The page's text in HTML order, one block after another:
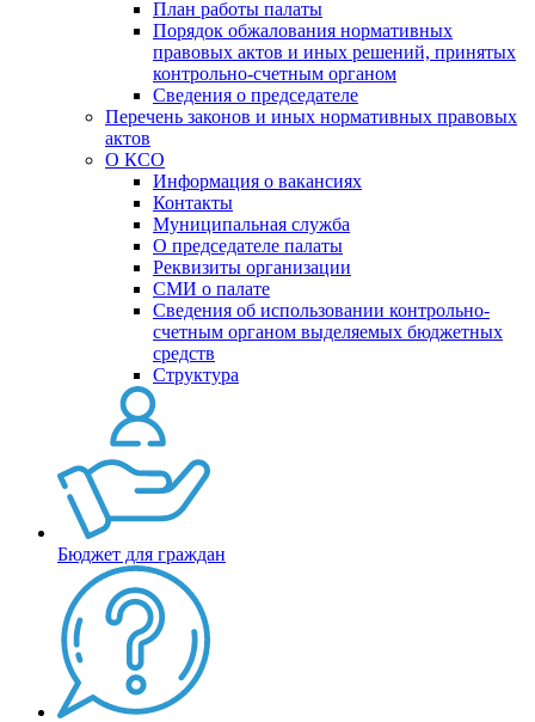
План работы палаты
Порядок обжалования нормативных
правовых актов и иных решений, принятых
контрольно-счетным органом
Сведения о председателе
Перечень законов и иных нормативных правовых
актов
О КСО
Информация о вакансиях
Контакты
Муниципальная служба
О председателе палаты
Реквизиты организации
СМИ о палате
Сведения об использовании контрольно-
счетным органом выделяемых бюджетных
средств
Структура
Бюджет для граждан